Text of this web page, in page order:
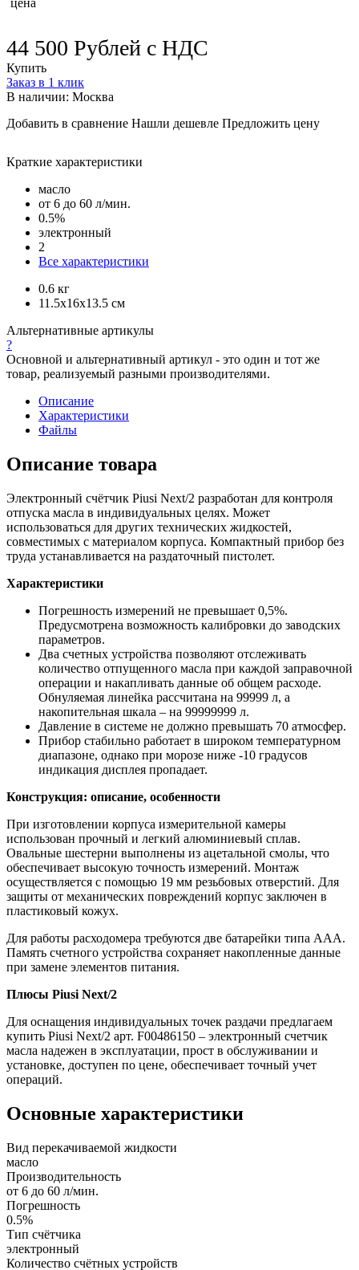
44 500 Рублей с НДС
Купить
Заказ в 1 клик
В наличии: Москва
Добавить в сравнение Нашли дешевле Предложить цену
Краткие характеристики
масло
от 6 до 60 л/мин.
0.5%
электронный
2
Все характеристики
0.6 кг
11.5x16x13.5 см
Альтернативные артикулы
?
Основной и альтернативный артикул - это один и тот же
товар, реализуемый разными производителями.
Описание
Характеристики
Файлы
Описание товара
Электронный счётчик Piusi Next/2 разработан для контроля
отпуска масла в индивидуальных целях. Может
использоваться для других технических жидкостей,
совместимых с материалом корпуса. Компактный прибор без
труда устанавливается на раздаточный пистолет.
Характеристики
Погрешность измерений не превышает 0,5%.
Предусмотрена возможность калибровки до заводских
параметров.
Два счетных устройства позволяют отслеживать
количество отпущенного масла при каждой заправочной
операции и накапливать данные об общем расходе.
Обнуляемая линейка рассчитана на 99999 л, а
накопительная шкала – на 99999999 л.
Давление в системе не должно превышать 70 атмосфер.
Прибор стабильно работает в широком температурном
диапазоне, однако при морозе ниже -10 градусов
индикация дисплея пропадает.
Конструкция: описание, особенности
При изготовлении корпуса измерительной камеры
использован прочный и легкий алюминиевый сплав.
Овальные шестерни выполнены из ацетальной смолы, что
обеспечивает высокую точность измерений. Монтаж
осуществляется с помощью 19 мм резьбовых отверстий. Для
защиты от механических повреждений корпус заключен в
пластиковый кожух.
Для работы расходомера требуются две батарейки типа AAA.
Память счетного устройства сохраняет накопленные данные
при замене элементов питания.
Плюсы Piusi Next/2
Для оснащения индивидуальных точек раздачи предлагаем
купить Piusi Next/2 арт. F00486150 – электронный счетчик
масла надежен в эксплуатации, прост в обслуживании и
установке, доступен по цене, обеспечивает точный учет
операций.
Основные характеристики
Вид перекачиваемой жидкости
масло
Производительность
от 6 до 60 л/мин.
Погрешность
0.5%
Тип счётчика
электронный
Количество счётных устройств